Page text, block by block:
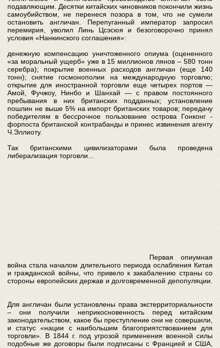
подавляющим. Десятки китайских чиновников покончили жизнь
самоубийством, не перенеся позора в том, что не сумели
остановить англичан. Перепуганный император запросил
перемирия, уволил Линь Цсэсюя и безоговорочно принял
условия «Нанкинского соглашения»:
денежную компенсацию уничтоженного опиума (оцененного
«за моральный ущерб» уже в 15 миллионов лянов – 580 тонн
серебра); покрытие военных расходов англичан (еще 140
тонн); снятие госмонополии на международную торговлю;
открытие для иностранной торговли еще четырех портов —
Амой, Фучжоу, Нинбо и Шанхай — с правом постоянного
пребывания в них британских подданных; установление
пошлин не выше 5% на импорт британских товаров; передачу
победителям в бессрочное пользование острова Гонконг -
форпоста британской контрабанды и принес извинения агенту
Ч.Эллиоту.
Так британскими цивилизаторами была проведена
либерализация торговли...
Первая опиумная
война стала началом длительного периода ослабления Китая
и гражданской войны, что привело к закабалению страны со
стороны европейских держав и долговременной депопуляции.
Для англичан были установлены права экстерриториальности
– они получили неприкосновенность перед китайским
законодательством, какое бы преступление они не совершили,
и статус «нации с наибольшим благоприятствованием для
торговли». В 1844 г. под угрозой применения военной силы
подобные же договоры были подписаны с Францией и США,